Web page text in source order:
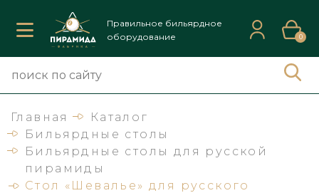
Правильное бильярдное
оборудование
0
Главная
Каталог
Бильярдные столы
Бильярдные столы для русской
пирамиды
Стол «Шевалье» для русского